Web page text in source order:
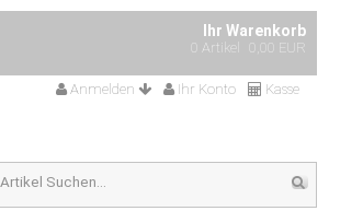
Ihr Warenkorb
0 Artikel 0,00 EUR
Anmelden Ihr Konto Kasse